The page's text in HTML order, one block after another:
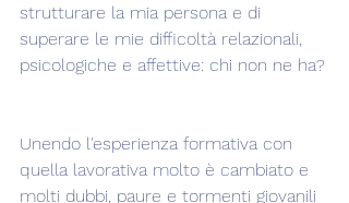
strutturare la mia persona e di
superare le mie difficoltà relazionali,
psicologiche e affettive: chi non ne ha?
Unendo l'esperienza formativa con
quella lavorativa molto è cambiato e
molti dubbi, paure e tormenti giovanili